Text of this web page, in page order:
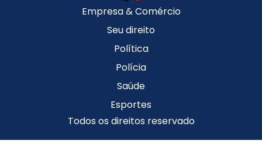
Empresa & Comércio
Seu direito
Política
Polícia
Saúde
Esportes
Todos os direitos reservado